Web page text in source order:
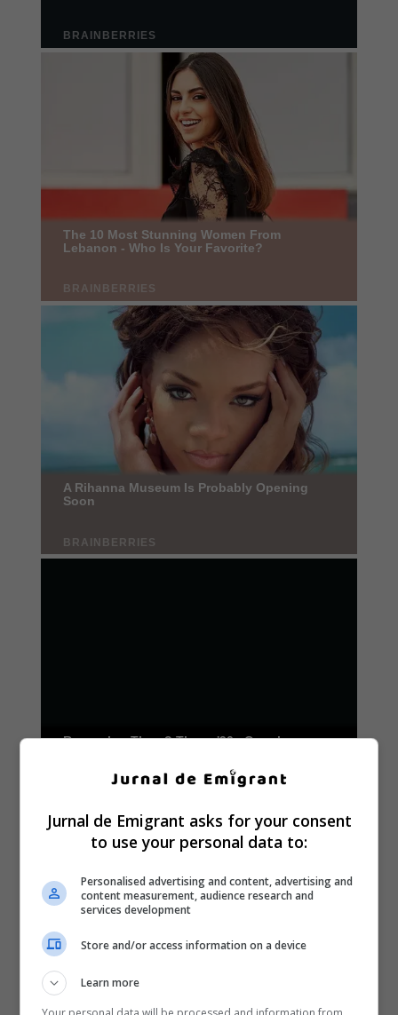
Jurnal de Emigrant asks for your consent
to use your personal data to:
Personalised advertising and content, advertising and
content measurement, audience research and
services development
Store and/or access information on a device
Learn more